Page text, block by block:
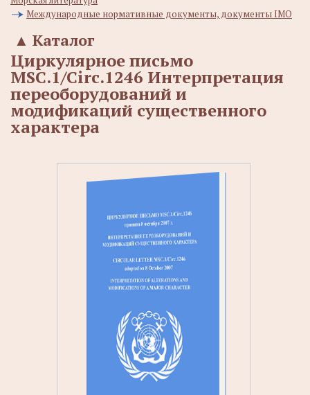
Международные нормативные документы, документы IMO
Каталог
▲
Циркулярное письмо
MSC.1/Circ.1246 Интерпретация
переоборудований и
модификаций существенного
характера